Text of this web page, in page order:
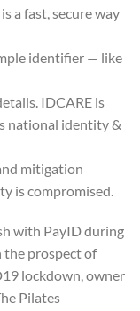
a fast, secure way
identifier — like
IDCARE is
national identity &
mitigation
is compromised.
with PayID during
the prospect of
lockdown, owner
Pilates